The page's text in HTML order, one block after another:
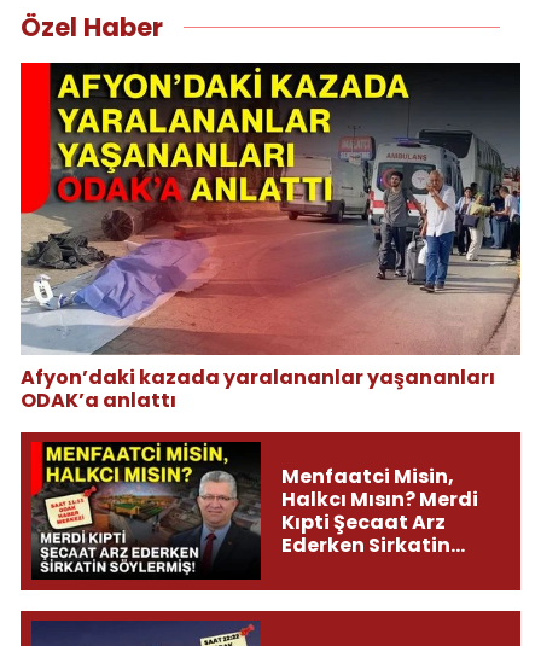
Özel Haber
Afyon’daki kazada yaralananlar yaşananları
ODAK’a anlattı
Menfaatci Misin,
Halkcı Mısın? Merdi
Kıpti Şecaat Arz
Ederken Sirkatin